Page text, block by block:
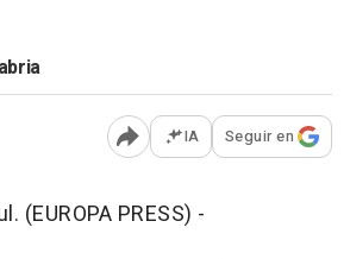
Abrir opciones para
IA Seguir en
(EUROPA PRESS) -